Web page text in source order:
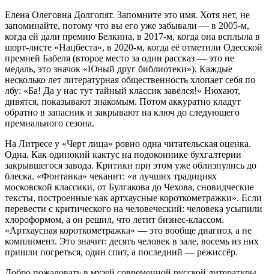
Елена Олеговна Долгопят. Запомните это имя. Хотя нет, не
запоминайте, потому что вы его уже забывали — в 2005-м,
когда ей дали премию Белкина, в 2017-м, когда она всплыла в
шорт-листе «Нацбеста», в 2020-м, когда её отметили Одесской
премией Бабеля (второе место за один рассказ — это не
медаль, это значок «Юный друг библиотеки»). Каждые
несколько лет литературная общественность хлопает себя по
лбу: «Ба! Да у нас тут тайный классик завёлся!» Нюхают,
дивятся, показывают знакомым. Потом аккуратно кладут
обратно в запасник и закрывают на ключ до следующего
премиального сезона.
На Литресе у «Черт лица» ровно одна читательская оценка.
Одна. Как одинокий кактус на подоконнике бухгалтерии
закрывшегося завода. Критики при этом уже облизнулись до
блеска. «Фонтанка» чеканит: «в лучших традициях
московской классики, от Булгакова до Чехова, сновидческие
тексты, построенные как артхаусные короткометражки». Если
перевести с критического на человеческий: человека усыпили
хлороформом, а он решил, что летит бизнес-классом.
«Артхаусная короткометражка» — это вообще диагноз, а не
комплимент. Это значит: десять человек в зале, восемь из них
пришли погреться, один спит, а последний — режиссёр.